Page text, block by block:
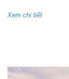
Xem chi tiết